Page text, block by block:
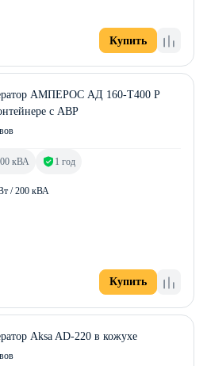
Купить
АМПЕРОС АД 160-Т400 P
с АВР
/ 200 кВА
кВА 1 год
Купить
Aksa AD-220 в кожухе